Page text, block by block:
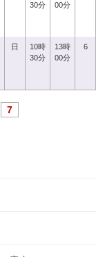
30分
00分
日
10時
30分
13時
00分
6
7